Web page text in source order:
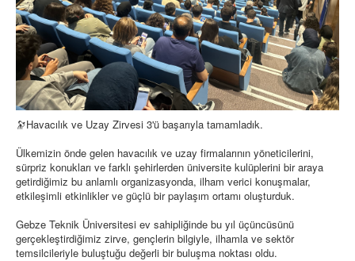
🔭Havacılık ve Uzay Zirvesi 3'ü başarıyla tamamladık.
Ülkemizin önde gelen havacılık ve uzay firmalarının yöneticilerini,
sürpriz konukları ve farklı şehirlerden üniversite kulüplerini bir araya
getirdiğimiz bu anlamlı organizasyonda, ilham verici konuşmalar,
etkileşimli etkinlikler ve güçlü bir paylaşım ortamı oluşturduk.
Gebze Teknik Üniversitesi ev sahipliğinde bu yıl üçüncüsünü
gerçekleştirdiğimiz zirve, gençlerin bilgiyle, ilhamla ve sektör
temsilcileriyle buluştuğu değerli bir buluşma noktası oldu.